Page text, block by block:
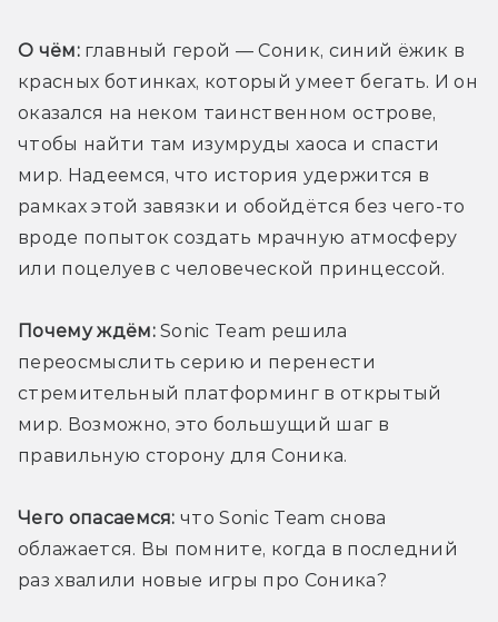
О чём: главный герой — Соник, синий ёжик в
красных ботинках, который умеет бегать. И он
оказался на неком таинственном острове,
чтобы найти там изумруды хаоса и спасти
мир. Надеемся, что история удержится в
рамках этой завязки и обойдётся без чего-то
вроде попыток создать мрачную атмосферу
или поцелуев с человеческой принцессой.
Почему ждём: Sonic Team решила
переосмыслить серию и перенести
стремительный платформинг в открытый
мир. Возможно, это большущий шаг в
правильную сторону для Соника.
Чего опасаемся: что Sonic Team снова
облажается. Вы помните, когда в последний
раз хвалили новые игры про Соника?